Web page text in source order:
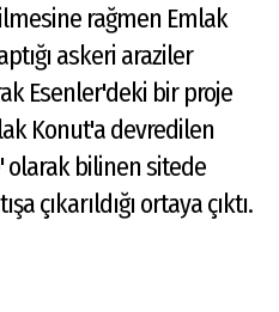
rağmen Emlak
askeri araziler
Esenler'deki bir proje
Konut'a devredilen
olarak bilinen sitede
çıkarıldığı ortaya çıktı.